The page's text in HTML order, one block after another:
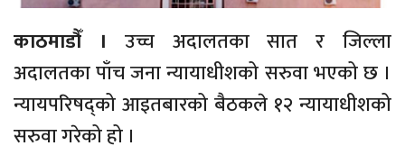
काठमाडौँ । उच्च अदालतका सात र जिल्ला
अदालतका पाँच जना न्यायाधीशको सरुवा भएको छ ।
न्यायपरिषद्को आइतबारको बैठकले १२ न्यायाधीशको
सरुवा गरेको हो ।